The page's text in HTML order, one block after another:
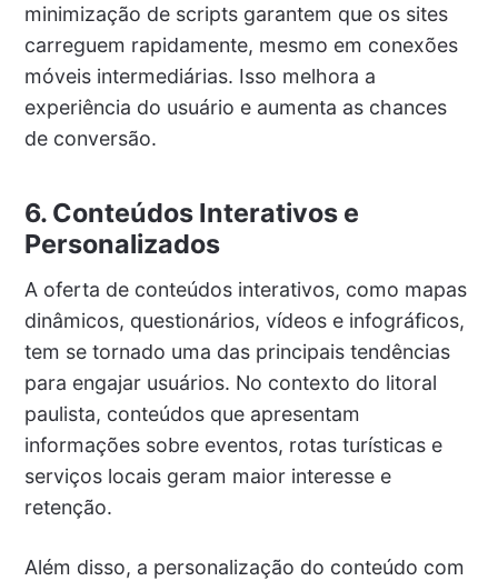
minimização de scripts garantem que os sites
carreguem rapidamente, mesmo em conexões
móveis intermediárias. Isso melhora a
experiência do usuário e aumenta as chances
de conversão.
6. Conteúdos Interativos e
Personalizados
A oferta de conteúdos interativos, como mapas
dinâmicos, questionários, vídeos e infográficos,
tem se tornado uma das principais tendências
para engajar usuários. No contexto do litoral
paulista, conteúdos que apresentam
informações sobre eventos, rotas turísticas e
serviços locais geram maior interesse e
retenção.
Além disso, a personalização do conteúdo com